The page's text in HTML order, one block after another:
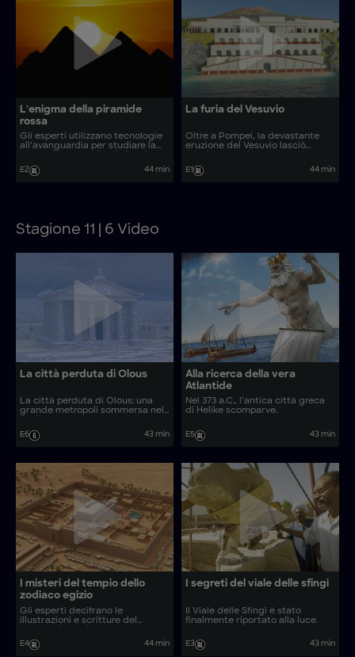
L'enigma della piramide
rossa
Gli esperti utilizzano tecnologie
all’avanguardia per studiare la
prima vera piramide dell’antico
Egitto.
E2 44 min
La furia del Vesuvio
Oltre a Pompei, la devastante
eruzione del Vesuvio lasciò
altro misterioso insediamento
romano.
E1 44 min
Stagione 11 | 6 Video
La città perduta di Olous
La città perduta di Olous: una
grande metropoli sommersa nel
E6
43 min
Alla ricerca della vera
Atlantide
Nel 373 a.C., l’antica città greca
di Helike scomparve.
E5 43 min
I misteri del tempio dello
zodiaco egizio
Gli esperti decifrano le
illustrazioni e scritture del
E4
44 min
I segreti del viale delle sfingi
Il Viale delle Sfingi è stato
finalmente riportato alla luce.
E3 43 min